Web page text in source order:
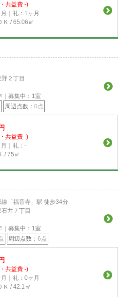
共益費 -)
｜礼：1ヶ月
Ｋ / 65.06㎡
２丁目
募集中： 1室
周辺点数： 0点
共益費 -)
｜礼：-
/ 75㎡
「福音寺」駅 徒歩34分
井７丁目
募集中： 1室
周辺点数： 6点
共益費 -)
｜礼：0ヶ月
Ｋ / 42.1㎡